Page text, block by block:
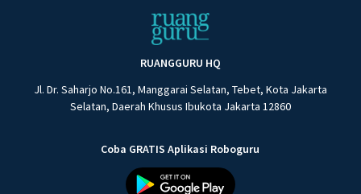
RUANGGURU HQ
Jl. Dr. Saharjo No.161, Manggarai Selatan, Tebet, Kota Jakarta
Selatan, Daerah Khusus Ibukota Jakarta 12860
Coba GRATIS Aplikasi Roboguru